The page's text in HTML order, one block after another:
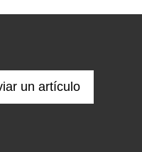
un artículo